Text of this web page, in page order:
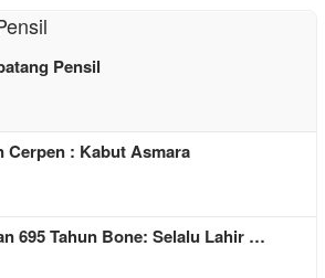
Pensil
Cerpen : Kabut Asmara
695 Tahun Bone: Selalu Lahir …